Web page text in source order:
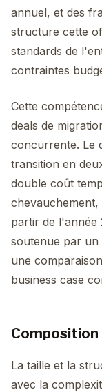
annuel, et des
structure cette
standards de
contraintes
Cette
deals de
concurrente. Le
transition en
double coût
partir de l'année
soutenue par un
une
business case
Composition
La taille et la
avec la